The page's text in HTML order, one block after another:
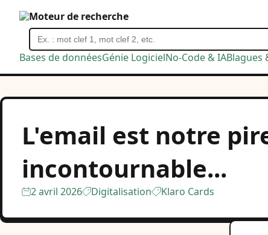
Bases de donnéesGénie LogicielNo-Code & IABlagues
Moteur de recherche
L'email est notre
incontournable...
2 avril 2026 Digitalisation Klaro Cards